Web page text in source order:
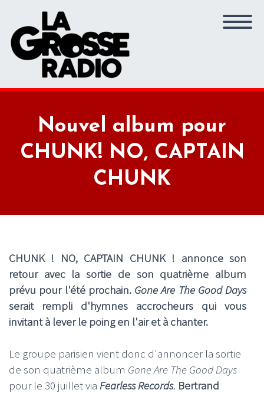
Nouvel album pour
CHUNK! NO, CAPTAIN
CHUNK
CHUNK ! NO, CAPTAIN CHUNK ! annonce son
retour avec la sortie de son quatrième album
prévu pour l'été prochain. Gone Are The Good Days
serait rempli d'hymnes accrocheurs qui vous
invitant à lever le poing en l'air et à chanter.
Le groupe parisien vient donc d'annoncer la sortie
de son quatrième album Gone Are The Good Days
pour le 30 juillet via Fearless Records. Bertrand